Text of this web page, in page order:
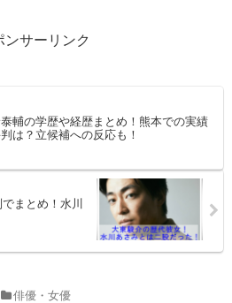
ンサーリンク
輔の学歴や経歴まとめ！熊本での実績
は？立候補への反応も！
まとめ！水川
俳優・女優